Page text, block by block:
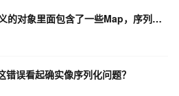
flink 使用MapState，我定义的对象里面包含了一些Map，序列化会报错，有什么办法嘛？
误看起确实像序列化问题？